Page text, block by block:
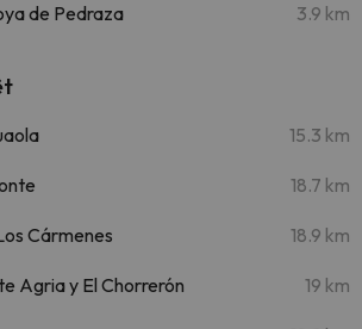
de Pedraza 3.9 km
15.3 km
18.7 km
Cármenes 18.9 km
Agria y El Chorrerón 19 km